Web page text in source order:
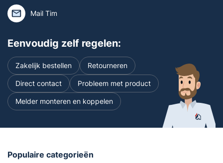
PFAS-
Fluorvrij
vorstvrij
aantal
Mail Tim
Eenvoudig zelf regelen:
Zakelijk bestellen Retourneren
Direct contact Probleem met product
Melder monteren en koppelen
Populaire categorieën